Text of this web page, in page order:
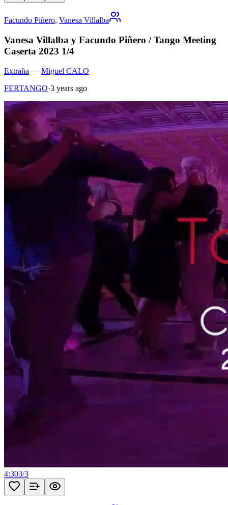
Facundo Piñero, Vanesa Villalba
Vanesa Villalba y Facundo Piñero / Tango Meeting
Caserta 2023 1/4
Extraña — Miguel CALO
FERTANGO·3 years ago
4:303/3